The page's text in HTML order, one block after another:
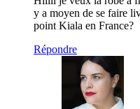
y a moyen de se faire
point Kiala en France?
Répondre